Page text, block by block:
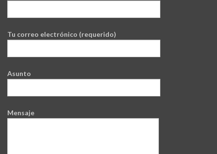
Tu correo electrónico (requerido)
Asunto
Mensaje